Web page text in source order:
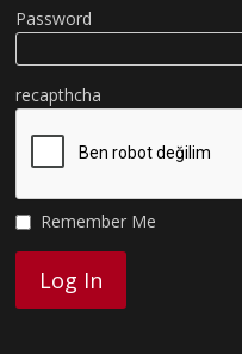
Password
recapthcha
Remember Me